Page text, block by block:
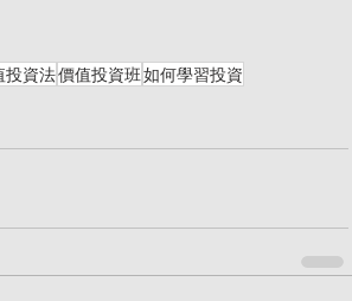
投資法價值投資班如何學習投資